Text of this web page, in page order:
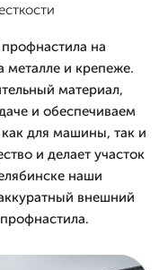
на
металле и крепеже.
материал,
и обеспечиваем
для машины, так и
и делает участок
наши
внешний